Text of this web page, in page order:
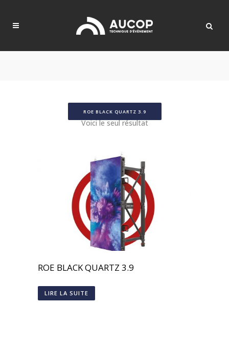
ROE BLACK QUARTZ 3.9
Voici le seul résultat
ROE BLACK QUARTZ 3.9
LIRE LA SUITE